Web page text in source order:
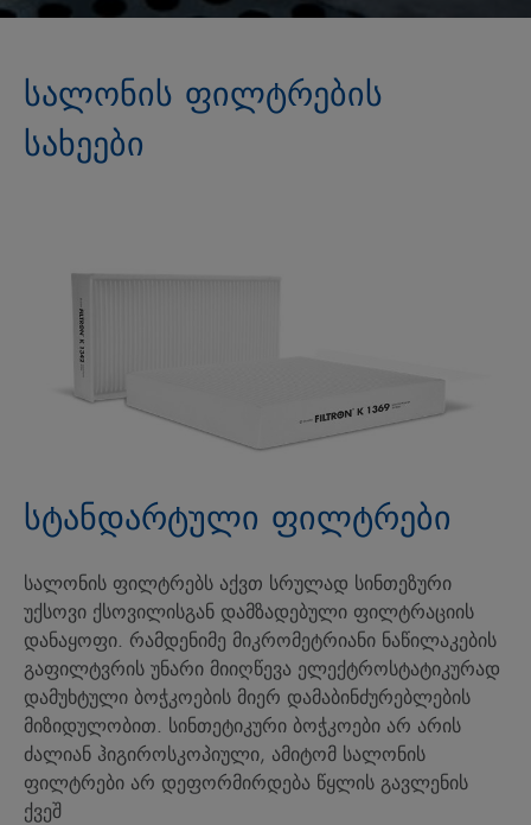
სალონის ფილტრების
სახეები
სტანდარტული ფილტრები
სალონის ფილტრებს აქვთ სრულად სინთეზური
უქსოვი ქსოვილისგან დამზადებული ფილტრაციის
დანაყოფი. რამდენიმე მიკრომეტრიანი ნაწილაკების
გაფილტვრის უნარი მიიღწევა ელექტროსტატიკურად
დამუხტული ბოჭკოების მიერ დამაბინძურებლების
მიზიდულობით. სინთეტიკური ბოჭკოები არ არის
ძალიან ჰიგიროსკოპიული, ამიტომ სალონის
ფილტრები არ დეფორმირდება წყლის გავლენის
ქვეშ